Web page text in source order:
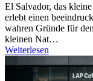
El Salvador, das
erlebt einen
wahren Gründe für
kleinen Nat…
Weiterlesen